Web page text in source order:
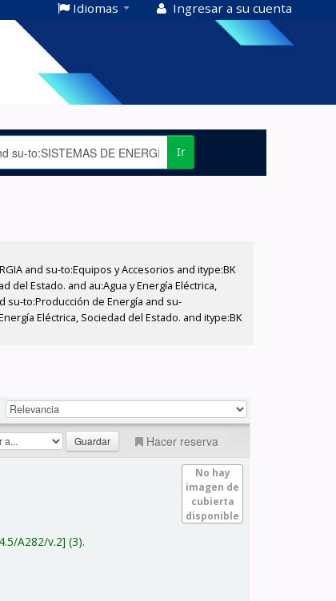
Idiomas Ingresar a su cuenta
Ir
and su-to:Equipos y Accesorios and itype:BK
del Estado. and au:Agua y Energía Eléctrica,
su-to:Producción de Energía and su-
Eléctrica, Sociedad del Estado. and itype:BK
Hacer reserva
No hay
imagen de
cubierta
disponible
A282/v.2 (3).